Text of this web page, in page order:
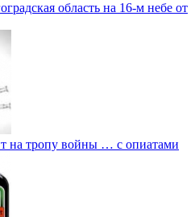
область на 16-м небе от
на тропу войны … с опиатами